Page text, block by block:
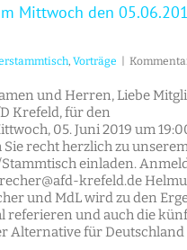
Mittwoch den
, Vorträge
und Herren, Liebe
Krefeld, für den
05. Juni 2019 um
recht herzlich zu
einladen.
krefeld.de
und MdL wird zu den
referieren und auch die
Alternative für Deutschland